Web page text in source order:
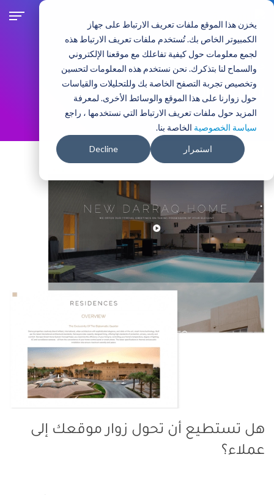
يخزن هذا الموقع ملفات تعريف الارتباط على جهاز
الكمبيوتر الخاص بك. تُستخدم ملفات تعريف الارتباط هذه
لجمع معلومات حول كيفية تفاعلك مع موقعنا الإلكتروني
والسماح لنا بتذكرك. نحن نستخدم هذه المعلومات لتحسين
وتخصيص تجربة التصفح الخاصة بك وللتحليلات والقياسات
حول زوارنا على هذا الموقع والوسائط الأخرى. لمعرفة
المزيد حول ملفات تعريف الارتباط التي نستخدمها ، راجع
سياسة الخصوصية الخاصة بنا.
استمرار Decline
ج
ز
إ
ل
ى
ا
و
ا
ل
ر
ئ
ي
س
ي
خدماتنا
التسويق الرقمي
هل تستطيع أن تحول زوار موقعك إلى
عملاء؟